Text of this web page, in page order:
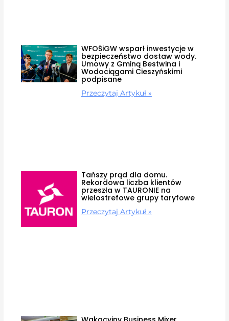
WFOŚiGW wsparł inwestycje w
bezpieczeństwo dostaw wody.
Umowy z Gminą Bestwina i
Wodociągami Cieszyńskimi
podpisane
Przeczytaj Artykuł »
Tańszy prąd dla domu.
Rekordowa liczba klientów
przeszła w TAURONIE na
wielostrefowe grupy taryfowe
Przeczytaj Artykuł »